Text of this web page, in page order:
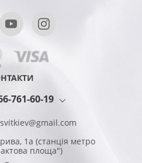
761-60-19
1а (станція метро
площа")